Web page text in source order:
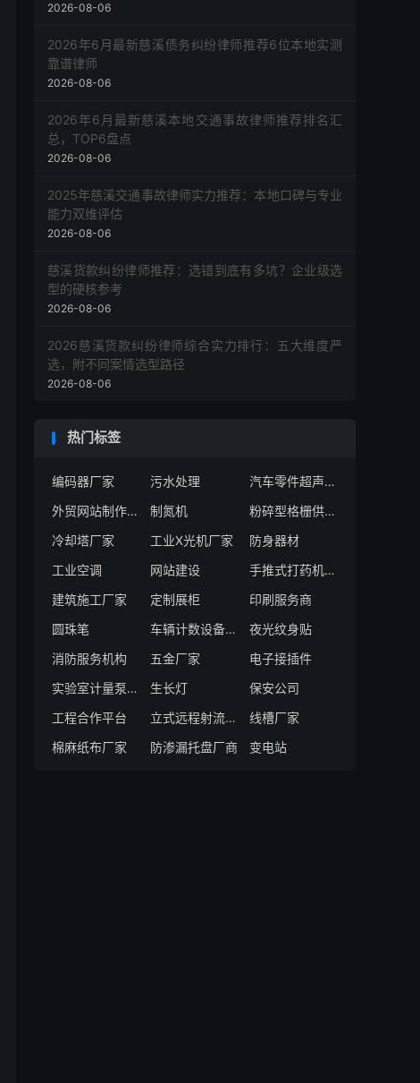
2026-08-06
2026年6月最新慈溪债务纠纷律师推荐6位本地实测
靠谱律师
2026-08-06
2026年6月最新慈溪本地交通事故律师推荐排名汇
总，TOP6盘点
2026-08-06
2025年慈溪交通事故律师实力推荐：本地口碑与专业
能力双维评估
2026-08-06
慈溪货款纠纷律师推荐：选错到底有多坑？企业级选
型的硬核参考
2026-08-06
2026慈溪货款纠纷律师综合实力排行：五大维度严
选，附不同案情选型路径
2026-08-06
热门标签
编码器厂家 污水处理
汽车零件超声波清洗机厂商
外贸网站制作公司
制氮机
粉碎型格栅供应商
冷却塔厂家
工业X光机厂家
防身器材
工业空调
网站建设
手推式打药机厂家
建筑施工厂家
定制展柜
印刷服务商
圆珠笔
车辆计数设备厂商
夜光纹身贴
消防服务机构
五金厂家
电子接插件
实验室计量泵厂商
生长灯
保安公司
工程合作平台
立式远程射流机组厂商
线槽厂家
棉麻纸布厂家
防渗漏托盘厂商 变电站